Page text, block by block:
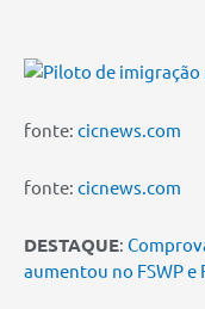
fonte: cicnews.com
fonte: cicnews.com
DESTAQUE:
aumentou no FSWP e